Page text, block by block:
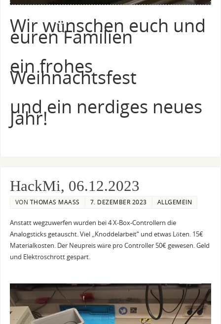
Wir wünschen euch und
euren Familien
ein frohes
Weihnachtsfest
und ein nerdiges neues
Jahr!
HackMi, 06.12.2023
VON THOMAS MAASS 7. DEZEMBER 2023 ALLGEMEIN
Anstatt wegzuwerfen wurden bei 4 X-Box-Controllern die
Analogsticks getauscht. Viel „Knoddelarbeit“ und etwas Löten. 15€
Materialkosten. Der Neupreis wäre pro Controller 50€ gewesen. Geld
und Elektroschrott gespart.